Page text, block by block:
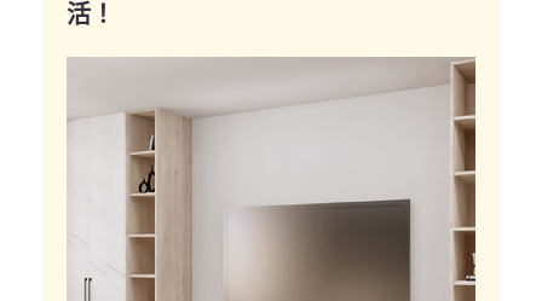
活！